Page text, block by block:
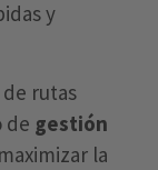
y
rutas
de gestión
la